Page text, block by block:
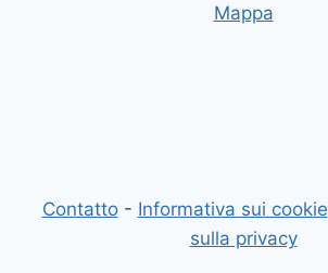
Mappa
Contatto- Informativa sui cookie
sulla privacy